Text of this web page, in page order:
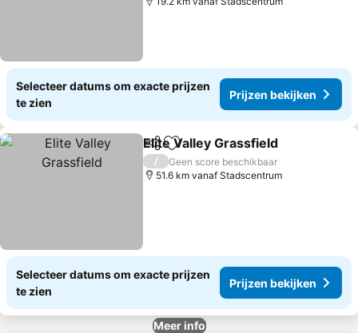
Selecteer datums om exacte prijzen
te zien
Prijzen bekijken
DelenToevoegen aan favorieten
Elite Valley Grassfield
/
Geen score beschikbaar
51.6 km vanaf Stadscentrum
Selecteer datums om exacte prijzen
te zien
Prijzen bekijken
Meer info